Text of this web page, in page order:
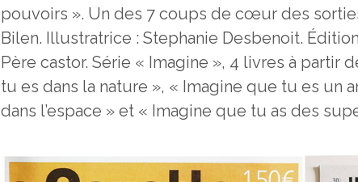
pouvoirs ». Un des 7 coups de cœur des
Bilen. Illustratrice : Stephanie Desbenoit.
Père castor. Série « Imagine », 4 livres à partir
tu es dans la nature », « Imagine que tu es un
dans l’espace » et « Imagine que tu as des